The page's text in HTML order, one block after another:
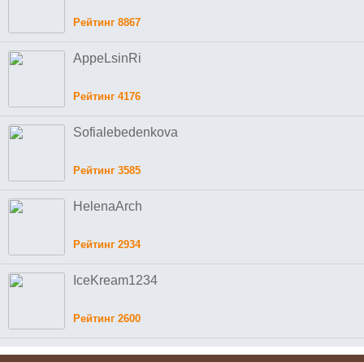
Рейтинг 8867
AppeLsinRi
Рейтинг 4176
Sofialebedenkova
Рейтинг 3585
HelenaArch
Рейтинг 2934
IceKream1234
Рейтинг 2600